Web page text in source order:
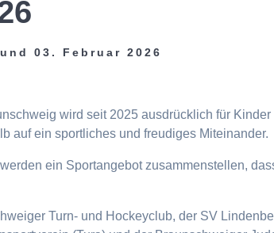
03. Februar 2026
wird seit 2025 ausdrücklich für
auf ein sportliches und freudiges Miteinander.
ein Sportangebot zusammenstellen,
Turn- und Hockeyclub, der SV